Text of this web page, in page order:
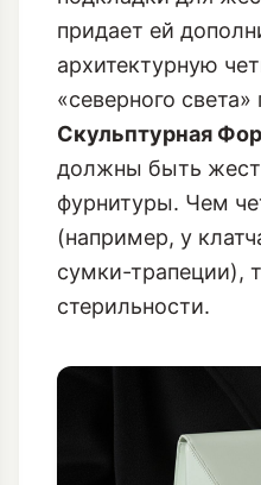
придает ей
архитектурную
«северного
Скульптурная
должны быть
фурнитуры. Чем
(например, у
сумки-трапеции),
стерильности.